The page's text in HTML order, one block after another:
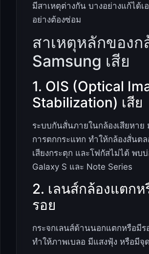
มีสาเหตุต่างกัน บางอย่างแก้ได้เ
อย่างต้องซ่อม
สาเหตุหลักของก
Samsung เสีย
1. OIS (Optical
Stabilization) เสีย
ระบบกันสั่นภายในกล้องเสียหาย
การตกกระแทก ทำให้กล้องสั่นตล
เสียงกระตุก และโฟกัสไม่ได้ พบ
Galaxy S และ Note Series
2. เลนส์กล้องแตกห
รอย
กระจกเลนส์ด้านนอกแตกหรือมี
ทำให้ภาพเบลอ มีแสงฟุ้ง หรือมีจุ